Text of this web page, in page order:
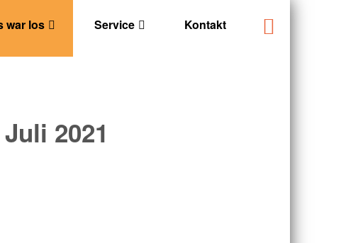
war los Service Kontakt
2021